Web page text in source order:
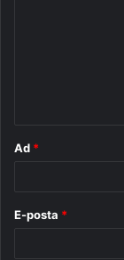
Ad *
E-posta *